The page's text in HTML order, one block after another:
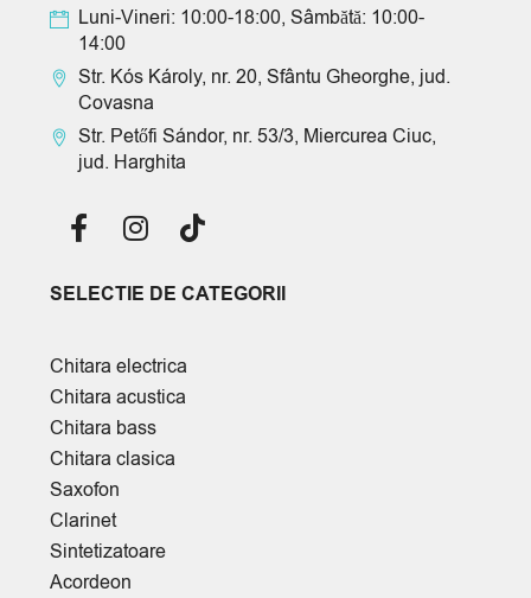
Luni-Vineri: 10:00-18:00, Sâmbătă: 10:00-
14:00
Str. Kós Károly, nr. 20, Sfântu Gheorghe, jud.
Covasna
Str. Petőfi Sándor, nr. 53/3, Miercurea Ciuc,
jud. Harghita
SELECTIE DE CATEGORII
Chitara electrica
Chitara acustica
Chitara bass
Chitara clasica
Saxofon
Clarinet
Sintetizatoare
Acordeon